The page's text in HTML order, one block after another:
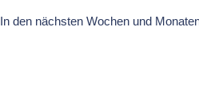
In den nächsten Wochen und